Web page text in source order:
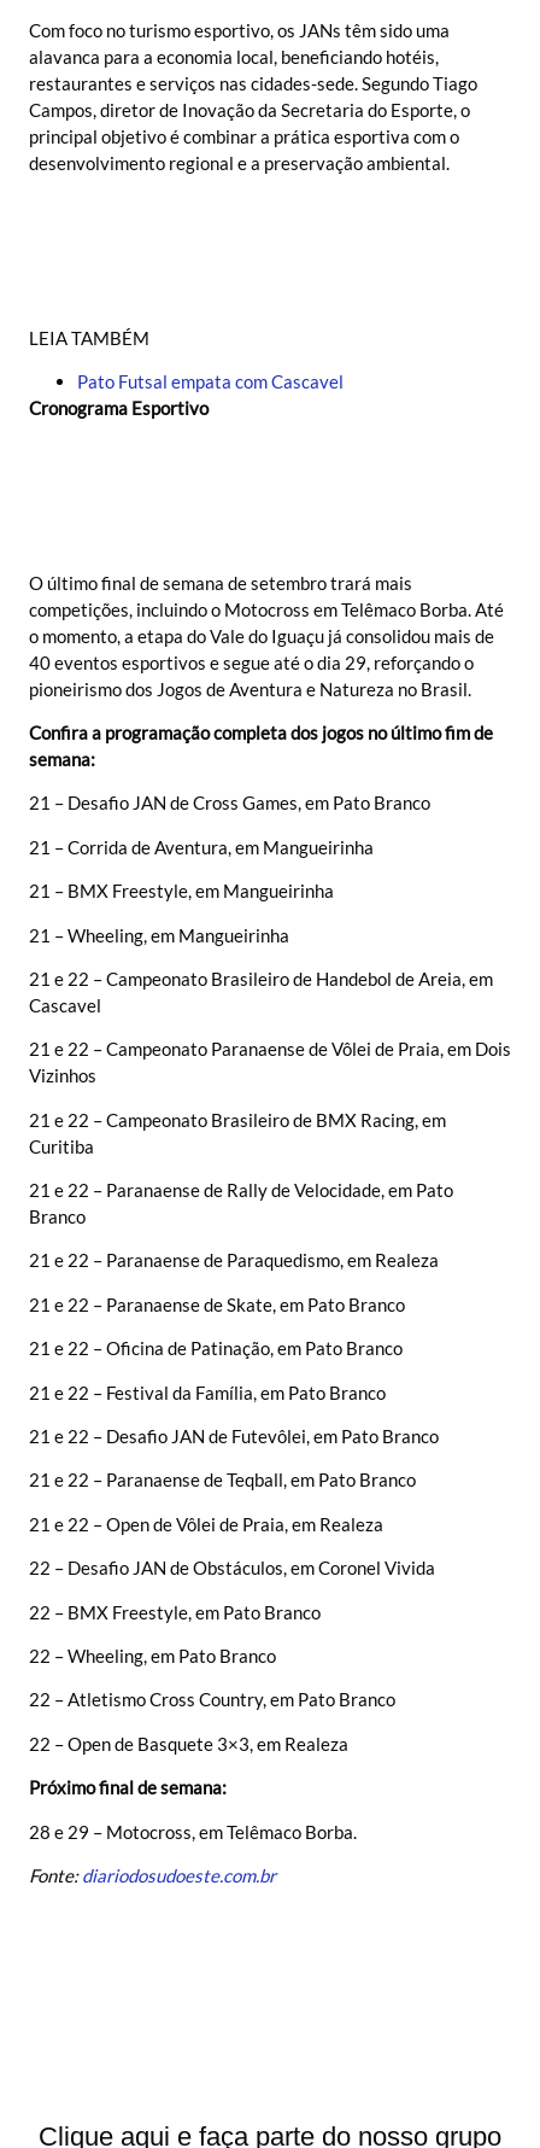
Com foco no turismo esportivo, os JANs têm sido uma
alavanca para a economia local, beneficiando hotéis,
restaurantes e serviços nas cidades-sede. Segundo Tiago
Campos, diretor de Inovação da Secretaria do Esporte, o
principal objetivo é combinar a prática esportiva com o
desenvolvimento regional e a preservação ambiental.
LEIA TAMBÉM
Pato Futsal empata com Cascavel
Cronograma Esportivo
O último final de semana de setembro trará mais
competições, incluindo o Motocross em Telêmaco Borba. Até
o momento, a etapa do Vale do Iguaçu já consolidou mais de
40 eventos esportivos e segue até o dia 29, reforçando o
pioneirismo dos Jogos de Aventura e Natureza no Brasil.
Confira a programação completa dos jogos no último fim de
semana:
21 – Desafio JAN de Cross Games, em Pato Branco
21 – Corrida de Aventura, em Mangueirinha
21 – BMX Freestyle, em Mangueirinha
21 – Wheeling, em Mangueirinha
21 e 22 – Campeonato Brasileiro de Handebol de Areia, em
Cascavel
21 e 22 – Campeonato Paranaense de Vôlei de Praia, em Dois
Vizinhos
21 e 22 – Campeonato Brasileiro de BMX Racing, em
Curitiba
21 e 22 – Paranaense de Rally de Velocidade, em Pato
Branco
21 e 22 – Paranaense de Paraquedismo, em Realeza
21 e 22 – Paranaense de Skate, em Pato Branco
21 e 22 – Oficina de Patinação, em Pato Branco
21 e 22 – Festival da Família, em Pato Branco
21 e 22 – Desafio JAN de Futevôlei, em Pato Branco
21 e 22 – Paranaense de Teqball, em Pato Branco
21 e 22 – Open de Vôlei de Praia, em Realeza
22 – Desafio JAN de Obstáculos, em Coronel Vivida
22 – BMX Freestyle, em Pato Branco
22 – Wheeling, em Pato Branco
22 – Atletismo Cross Country, em Pato Branco
22 – Open de Basquete 3×3, em Realeza
Próximo final de semana:
28 e 29 – Motocross, em Telêmaco Borba.
Fonte:diariodosudoeste.com.br
Clique aqui e faça parte do nosso grupo